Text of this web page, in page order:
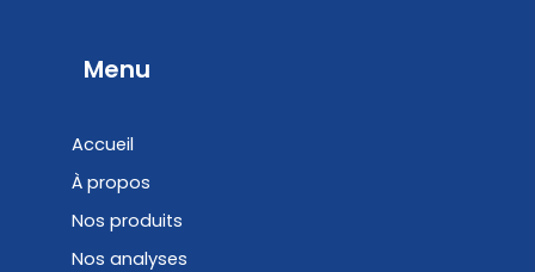
b
o
k
e
Menu
Accueil
À propos
Nos produits
Nos analyses